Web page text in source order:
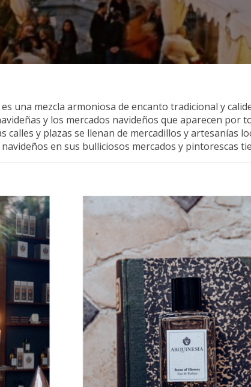
una mezcla armoniosa de encanto tradicional y
y los mercados navideños que aparecen por
calles y plazas se llenan de mercadillos y artesanías
en sus bulliciosos mercados y pintorescas